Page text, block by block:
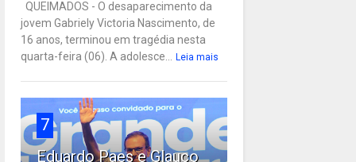
QUEIMADOS - O desaparecimento da
jovem Gabriely Victoria Nascimento, de
16 anos, terminou em tragédia nesta
quarta-feira (06). A adolesce...
Leia mais
7
Eduardo Paes e Glauco